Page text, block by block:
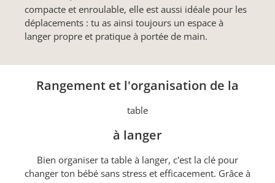
compacte et enroulable, elle est aussi idéale pour les
déplacements : tu as ainsi toujours un espace à
langer propre et pratique à portée de main.
Rangement et l'organisation de la
table
à langer
Bien organiser ta table à langer, c'est la clé pour
changer ton bébé sans stress et efficacement. Grâce à